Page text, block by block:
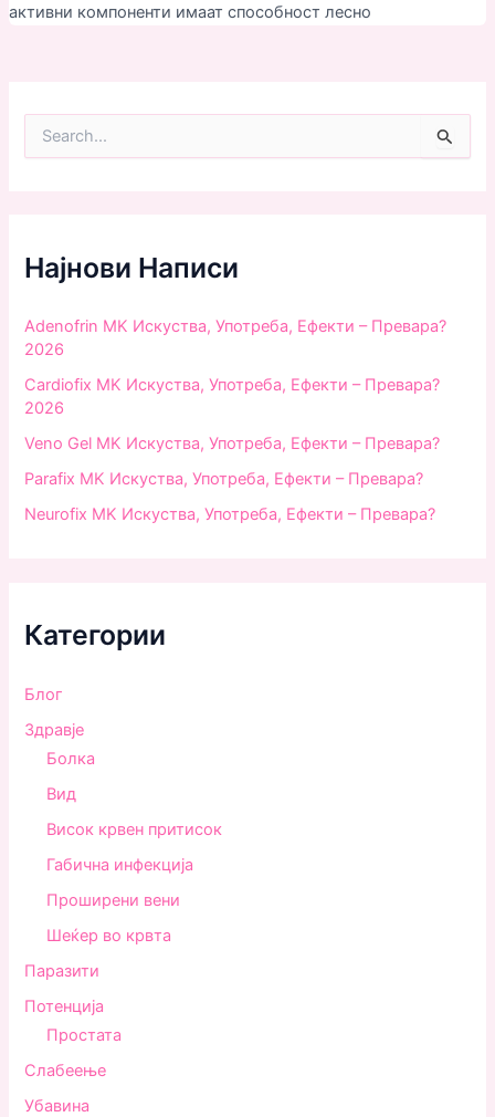
активни компоненти имаат способност лесно
f
o
:
Најнови Написи
Adenofrin MK Искуства, Употреба, Ефекти – Превара?
2026
Cardiofix MK Искуства, Употреба, Ефекти – Превара?
2026
Veno Gel MK Искуства, Употреба, Ефекти – Превара?
Parafix MK Искуства, Употреба, Ефекти – Превара?
Neurofix MK Искуства, Употреба, Ефекти – Превара?
Категории
Блог
Здравjе
Болка
Вид
Висок крвен притисок
Габична инфекција
Проширени вени
Шеќер во крвта
Паразити
Потенција
Простата
Слабеење
Убавина